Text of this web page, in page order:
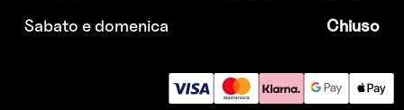
Sabato e domenica
Chiuso